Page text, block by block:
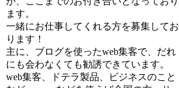
ます。
一緒にお仕事してくれる方を募集してお
ります！
主に、ブログを使ったweb集客で、だれ
にも会わなくても勧誘できています。
web集客、ドテラ製品、ビジネスのこと